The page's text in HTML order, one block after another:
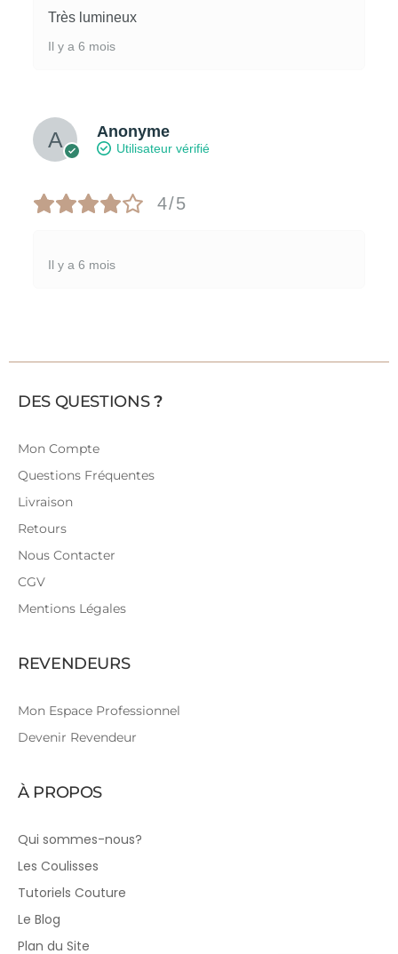
Très lumineux
Il y a 6 mois
Anonyme
Utilisateur vérifié
4/5
Il y a 6 mois
DES QUESTIONS?
Mon Compte
Questions Fréquentes
Livraison
Retours
Nous Contacter
CGV
Mentions Légales
REVENDEURS
Mon Espace Professionnel
Devenir Revendeur
À PROPOS
Qui sommes-nous?
Les Coulisses
Tutoriels Couture
Le Blog
Plan du Site